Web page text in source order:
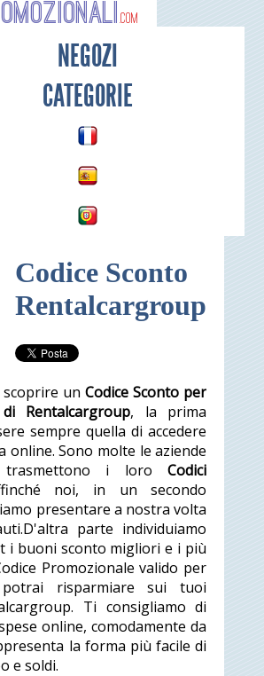
NEGOZI
CATEGORIE
Codice Sconto
Rentalcargroup
scoprire unCodice Sconto per
Rentalcargroup, la prima
sempre quella di accedere
online. Sono molte le aziende
trasmettono i loroCodici
noi, in un secondo
presentare a nostra volta
parte individuiamo
i buoni sconto migliori e i più
Promozionale valido per
potrai risparmiare sui tuoi
Ti consigliamo di
online, comodamente da
la forma più facile di
e soldi.